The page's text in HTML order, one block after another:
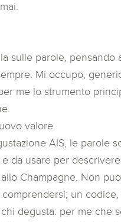
sulle parole, pensando
Mi occupo,
me lo strumento
valore.
AIS, le parole
e da usare per
Champagne. Non
un
degusta: per me che